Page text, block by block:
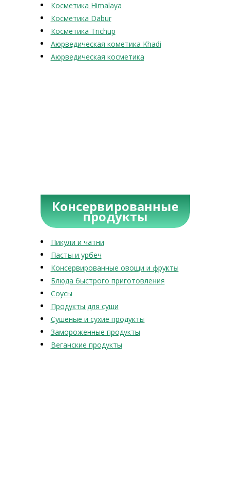
Косметика Himalaya
Косметика Dabur
Косметика Trichup
Аюрведическая кометика Khadi
Аюрведическая косметика
Консервированные
продукты
Пикули и чатни
Пасты и урбеч
Консервированные овощи и фрукты
Блюда быстрого приготовления
Соусы
Продукты для суши
Сушеные и сухие продукты
Замороженные продукты
Веганские продукты